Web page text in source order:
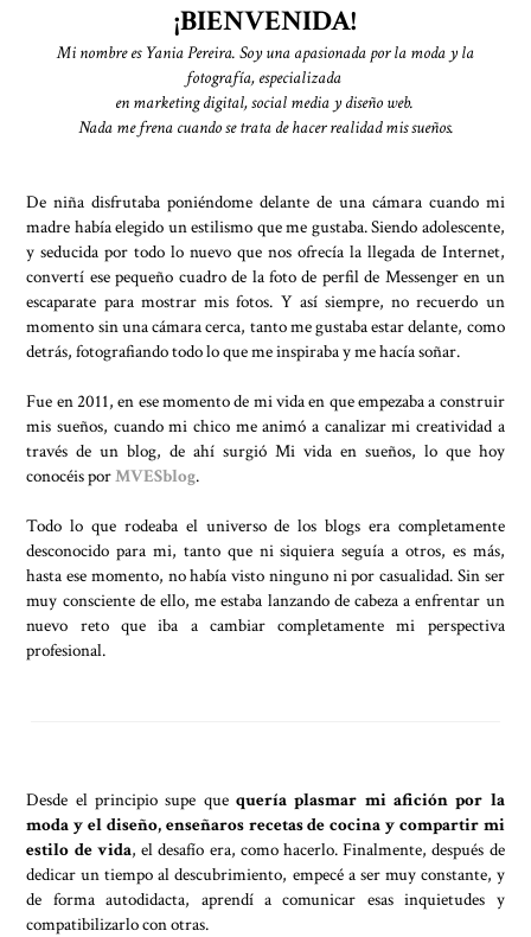
¡BIENVENIDA!
Mi nombre es Yania Pereira. Soy una apasionada por la moda y la
fotografía, especializada
en marketing digital, social media y diseño web.
Nada me frena cuando se trata de hacer realidad mis sueños.
De niña disfrutaba poniéndome delante de una cámara cuando mi
madre había elegido un estilismo que me gustaba. Siendo adolescente,
y seducida por todo lo nuevo que nos ofrecía la llegada de Internet,
convertí ese pequeño cuadro de la foto de perfil de Messenger en un
escaparate para mostrar mis fotos. Y así siempre, no recuerdo un
momento sin una cámara cerca, tanto me gustaba estar delante, como
detrás, fotografiando todo lo que me inspiraba y me hacía soñar.
Fue en 2011, en ese momento de mi vida en que empezaba a construir
mis sueños, cuando mi chico me animó a canalizar mi creatividad a
través de un blog, de ahí surgió Mi vida en sueños, lo que hoy
conocéis porMVESblog.
Todo lo que rodeaba el universo de los blogs era completamente
desconocido para mi, tanto que ni siquiera seguía a otros, es más,
hasta ese momento, no había visto ninguno ni por casualidad. Sin ser
muy consciente de ello, me estaba lanzando de cabeza a enfrentar un
nuevo reto que iba a cambiar completamente mi perspectiva
profesional.
Desde el principio supe que quería plasmar mi afición por la
moda y el diseño, enseñaros recetas de cocina y compartir mi
estilo de vida, el desafío era, como hacerlo. Finalmente, después de
dedicar un tiempo al descubrimiento, empecé a ser muy constante, y
de forma autodidacta, aprendí a comunicar esas inquietudes y
compatibilizarlo con otras.